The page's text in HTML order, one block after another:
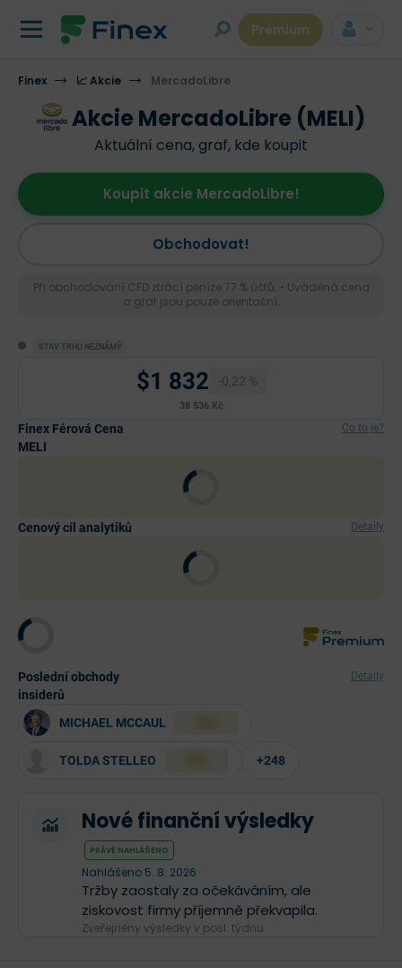
Premium
Finex 📈 Akcie MercadoLibre
Akcie MercadoLibre (MELI)
Aktuální cena, graf, kde koupit
Obchodovat!
Koupit akcie MercadoLibre!
Při obchodování CFD ztrácí peníze 77 % účtů. • Uváděná cena
a graf jsou pouze orientační.
STAV TRHU NEZNÁMÝ
$1 832 -0,22 %
38 536 Kč
Finex Férová Cena
MELI
Co to je?
Cenový cíl analytiků Detaily
Poslední obchody
insiderů
Detaily
MICHAEL MCCAUL
TOLDA STELLEO +248
Nové finanční výsledky
PRÁVĚ NAHLÁŠENO
Nahlášeno 5. 8. 2026
Tržby zaostaly za očekáváním, ale
ziskovost firmy příjemně překvapila.
Zveřejněny výsledky v posl. týdnu